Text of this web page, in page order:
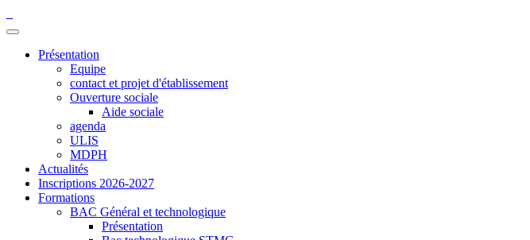
Présentation
Equipe
contact et projet d'établissement
Ouverture sociale
Aide sociale
agenda
ULIS
MDPH
Actualités
Inscriptions 2026-2027
Formations
BAC Général et technologique
Présentation